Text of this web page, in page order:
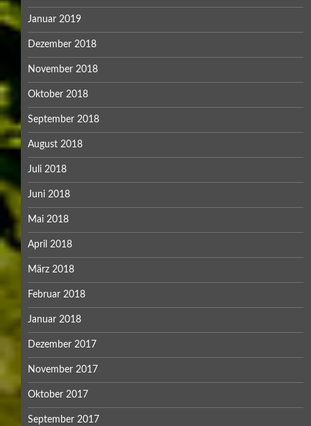
Januar 2019
Dezember 2018
November 2018
Oktober 2018
September 2018
August 2018
Juli 2018
Juni 2018
Mai 2018
April 2018
März 2018
Februar 2018
Januar 2018
Dezember 2017
November 2017
Oktober 2017
September 2017